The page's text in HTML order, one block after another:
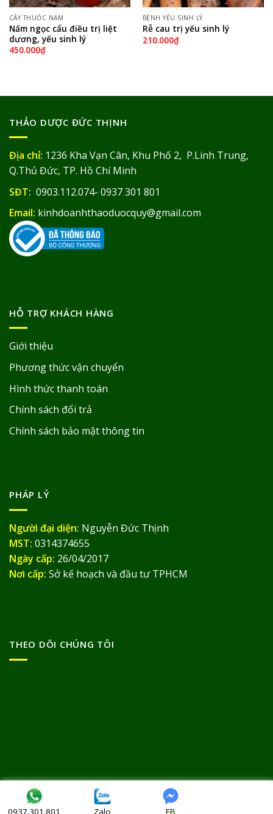
CÂY THUỐC NAM
Nấm ngọc cẩu điều trị liệt
dương, yếu sinh lý
450.000₫
BỆNH YẾU SINH LÝ
Rễ cau trị yếu sinh lý
210.000₫
THẢO DƯỢC ĐỨC THỊNH
Địa chỉ: 1236 Kha Vạn Cân, Khu Phố 2, P.Linh Trung,
Q.Thủ Đức, TP. Hồ Chí Minh
SĐT: 0903.112.074- 0937 301 801
Email: kinhdoanhthaoduocquy@gmail.com
HỖ TRỢ KHÁCH HÀNG
Giới thiệu
Phương thức vận chuyển
Hình thức thanh toán
Chính sách đổi trả
Chính sách bảo mật thông tin
PHÁP LÝ
Người đại diện: Nguyễn Đức Thịnh
MST: 0314374655
Ngày cấp: 26/04/2017
Nơi cấp: Sở kế hoạch và đầu tư TPHCM
THEO DÕI CHÚNG TÔI
Bản quyền thuộc về © Thảo Dược Đức Thịnh 2013
0937.301.801 Zalo FB